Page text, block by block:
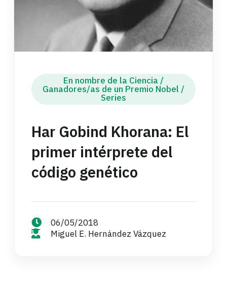
En nombre de la Ciencia /
Ganadores/as de un Premio Nobel /
Series
Har Gobind Khorana: El
primer intérprete del
código genético
06/05/2018
Miguel E. Hernández Vázquez